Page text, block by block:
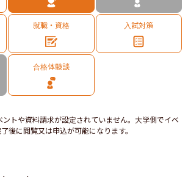
就職・資格 入試対策
合格体験談
トや資料請求が設定されていません。大学側でイベ
後に閲覧又は申込が可能になります。